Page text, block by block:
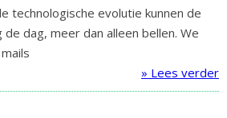
technologische evolutie kunnen de
dag, meer dan alleen bellen. We
» Lees verder